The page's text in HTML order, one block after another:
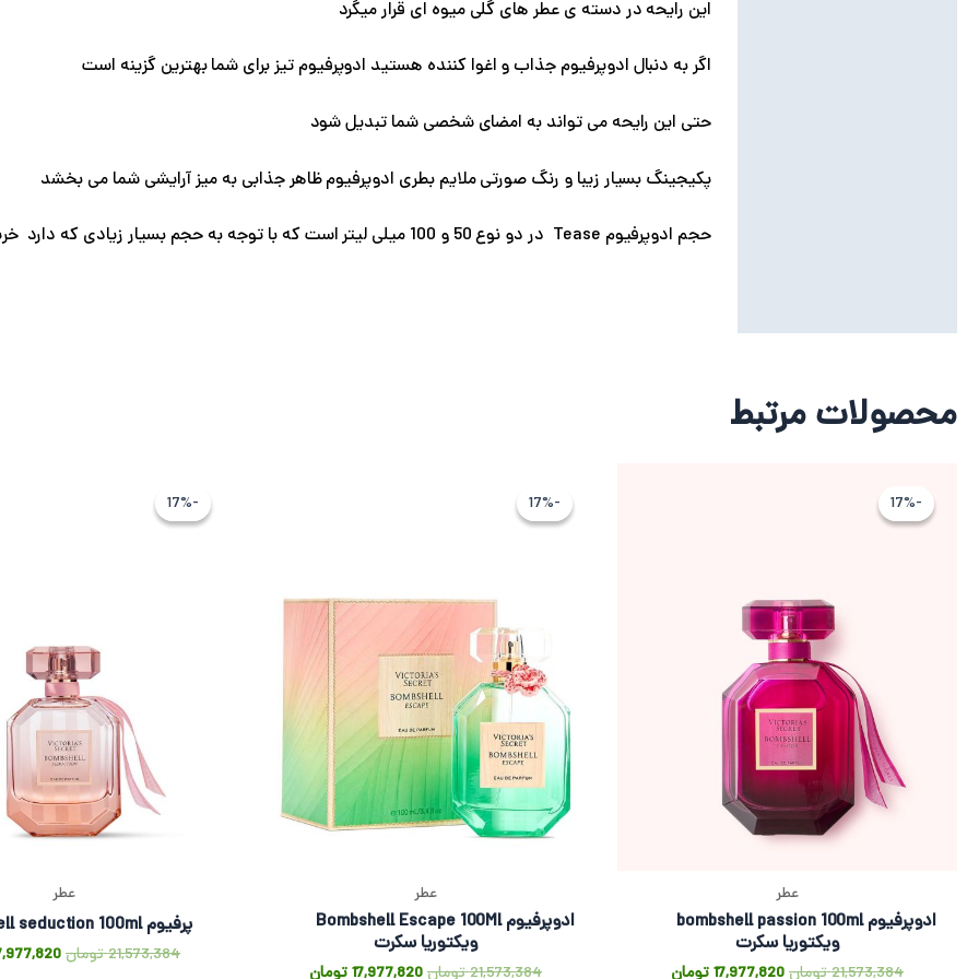
این رایحه در دسته ی عطر های گلی میوه ای قرار میگرد
اگر به دنبال ادوپرفیوم جذاب و اغوا کننده هستید ادوپرفیوم تیز برای شما بهترین گزینه است
حتی این رایحه می تواند به امضای شخصی شما تبدیل شود
پکیجینگ بسیار زیبا و رنگ صورتی ملایم بطری ادوپرفیوم ظاهر جذابی به میز آرایشی شما می بخشد
حجم ادوپرفیوم Tease در دو نوع 50 و 100 میلی لیتر است که با توجه به حجم بسیار زیادی که دارد خرید آن از نظر اقتصادی بسیار به صرفه است
محصولات مرتبط
-17%-17%
عطر
ادوپرفیوم bombshell passion 100ml
ویکتوریا سکرت
21,573,384تومان17,977,820 تومان
17,977,820 تومان-17%-17%
عطر
ادوپرفیوم Bombshell Escape 100Ml
ویکتوریا سکرت
21,573,384تومان17,977,820 تومان
17,977,820 تومان-17%-17%
عطر
پرفیوم Bombshell seduction 100ml
21,573,384تومان